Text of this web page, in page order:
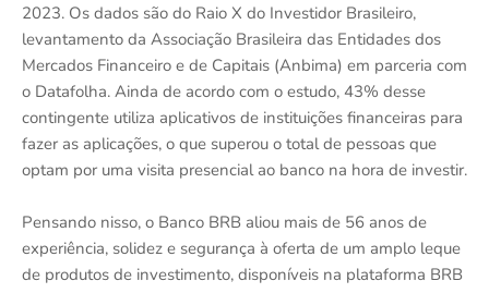
2023. Os dados são do Raio X do Investidor Brasileiro,
levantamento da Associação Brasileira das Entidades dos
Mercados Financeiro e de Capitais (Anbima) em parceria com
o Datafolha. Ainda de acordo com o estudo, 43% desse
contingente utiliza aplicativos de instituições financeiras para
fazer as aplicações, o que superou o total de pessoas que
optam por uma visita presencial ao banco na hora de investir.
Pensando nisso, o Banco BRB aliou mais de 56 anos de
experiência, solidez e segurança à oferta de um amplo leque
de produtos de investimento, disponíveis na plataforma BRB